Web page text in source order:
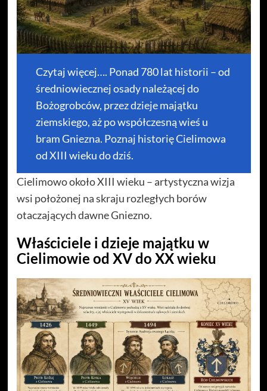
Czytaj więcej…. Ponad 780 lat historii – od
średniowiecznej osady należącej do
Bożogrobców, przez dzieje majątku
ziemskiego, aż po współczesną wieś u
bram Gniezna. Poznaj historię Cielimowa
od XIII wieku do dziś.
Cielimowo około XIII wieku – artystyczna wizja
wsi położonej na skraju rozległych borów
otaczających dawne Gniezno.
Właściciele i dzieje majątku w
Cielimowie od XV do XX wieku